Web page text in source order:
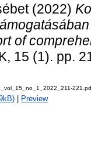
(2022)
of
15 (1). pp.
Preview